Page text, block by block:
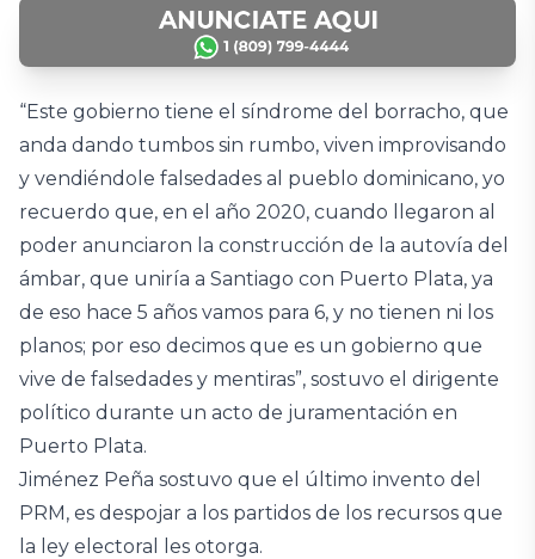
“Este gobierno tiene el síndrome del borracho, que
anda dando tumbos sin rumbo, viven improvisando
y vendiéndole falsedades al pueblo dominicano, yo
recuerdo que, en el año 2020, cuando llegaron al
poder anunciaron la construcción de la autovía del
ámbar, que uniría a Santiago con Puerto Plata, ya
de eso hace 5 años vamos para 6, y no tienen ni los
planos; por eso decimos que es un gobierno que
vive de falsedades y mentiras”, sostuvo el dirigente
político durante un acto de juramentación en
Puerto Plata.
Jiménez Peña sostuvo que el último invento del
PRM, es despojar a los partidos de los recursos que
la ley electoral les otorga.